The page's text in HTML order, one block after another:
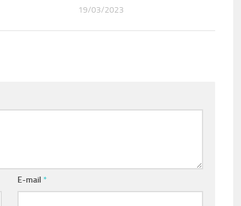
19/03/2023
E-mail *